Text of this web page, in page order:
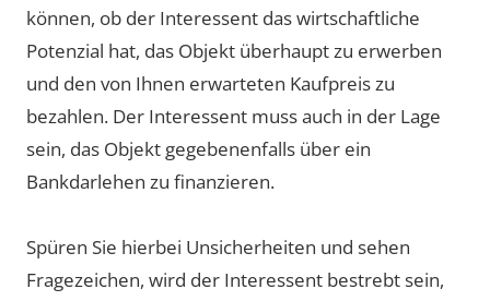
können, ob der Interessent das wirtschaftliche
Potenzial hat, das Objekt überhaupt zu erwerben
und den von Ihnen erwarteten Kaufpreis zu
bezahlen. Der Interessent muss auch in der Lage
sein, das Objekt gegebenenfalls über ein
Bankdarlehen zu finanzieren.
Spüren Sie hierbei Unsicherheiten und sehen
Fragezeichen, wird der Interessent bestrebt sein,